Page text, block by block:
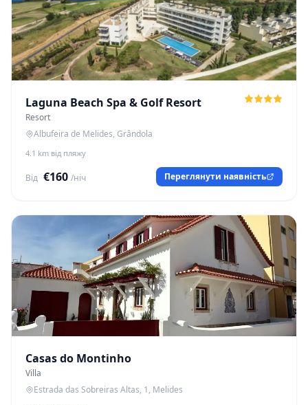
Laguna Beach Spa & Golf Resort
Resort
Albufeira de Melides, Grândola
4.1 km від пляжу
Від €160 /ніч Переглянути наявність
Casas do Montinho
Villa
Estrada das Sobreiras Altas, 1, Melides